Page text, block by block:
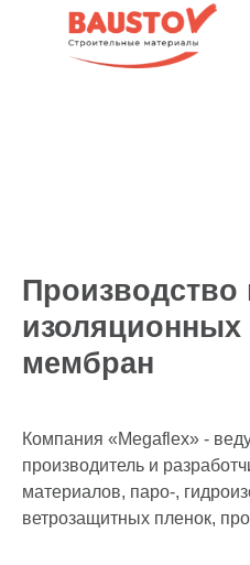
Производство
изоляционных
мембран
Компания «Megaflex» -
производитель и
материалов, паро-,
ветрозащитных пленок,